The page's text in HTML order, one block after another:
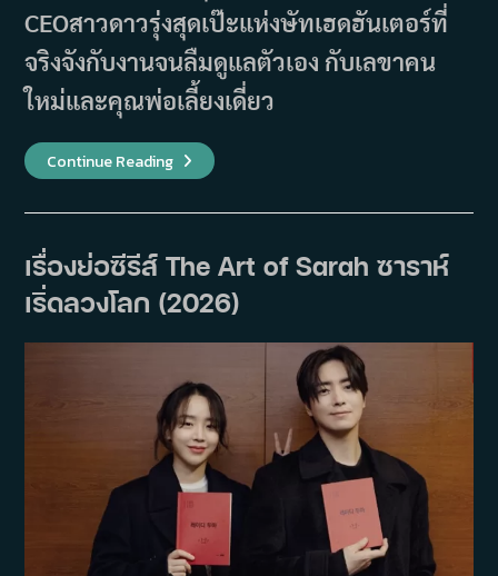
CEOสาวดาวรุ่งสุดเป๊ะแห่งษัทเฮดฮันเตอร์ที่
จริงจังกับงานจนลืมดูแลตัวเอง กับเลขาคน
ใหม่และคุณพ่อเลี้ยงเดี่ยว
Continue Readingรีวิว
Love
นะ
เลขา
เรื่องย่อซีรีส์ The Art of Sarah ซาราห์
เริ่ดลวงโลก (2026)